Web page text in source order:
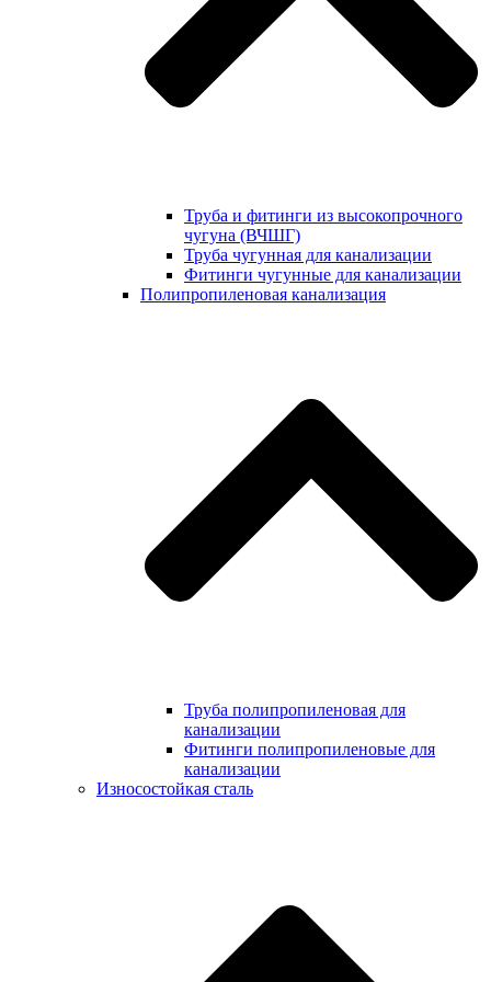
Труба и фитинги из высокопрочного
чугуна (ВЧШГ)
Труба чугунная для канализации
Фитинги чугунные для канализации
Полипропиленовая канализация
Труба полипропиленовая для
канализации
Фитинги полипропиленовые для
канализации
Износостойкая сталь